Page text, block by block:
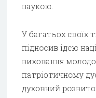
наукою.
У багатьох своїх
підносив ідею
виховання
патріотичному
духовний